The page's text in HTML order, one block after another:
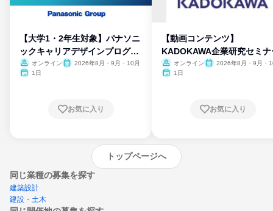
【大学1・2年生対象】パナソニ
ックキャリアデザインプログラ
ム
オンライン
2026年8月・9月・10月
1日
お気に入り
【動画コンテンツ】
KADOKAWA企業研究セミナ
オンライン
2026年8月・9月・
1日
お気に入り
トップページへ
同じ業種の募集を探す
建築設計
建設・土木